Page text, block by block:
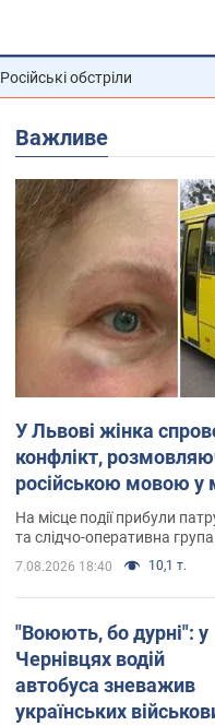
Російські обстріли
Важливе
У Львові жінка
конфлікт,
російською мовою у
поліція склала
Відео
На місце події прибули
та слідчо-оперативна група
7.08.2026 18:40 10,1 т.
"Воюють, бо дурні": у
Чернівцях водій
автобуса зневажив
українських